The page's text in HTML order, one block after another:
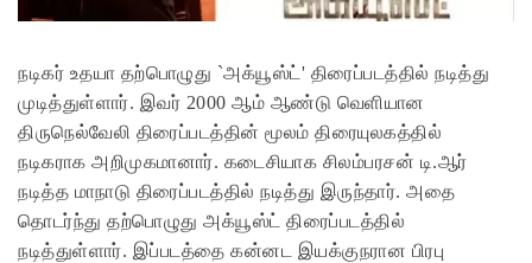
நடிகர் உதயா தற்பொழுது `அக்யூஸ்ட்' திரைப்படத்தில் நடித்து
முடித்துள்ளார். இவர் 2000 ஆம் ஆண்டு வெளியான
திருநெல்வேலி திரைப்படத்தின் மூலம் திரையுலகத்தில்
நடிகராக அறிமுகமானார். கடைசியாக சிலம்பரசன் டி.ஆர்
நடித்த மாநாடு திரைப்படத்தில் நடித்து இருந்தார். அதை
தொடர்ந்து தற்பொழுது அக்யூஸ்ட் திரைப்படத்தில்
நடித்துள்ளார். இப்படத்தை கன்னட இயக்குநரான பிரபு